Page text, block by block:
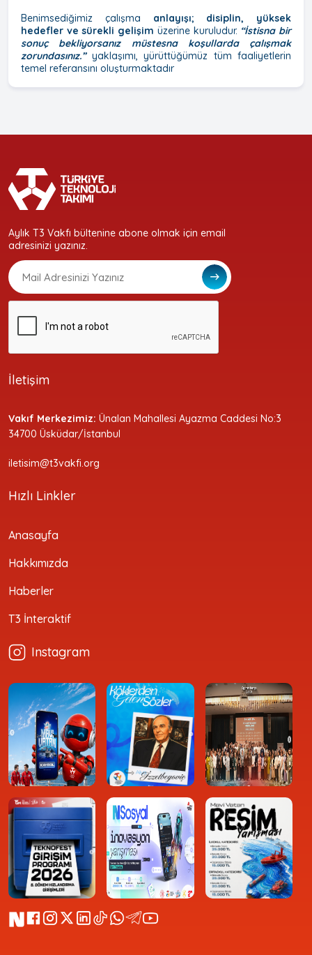
Benimsediğimiz çalışma anlayışı; disiplin, yüksek
hedefler ve sürekli gelişim üzerine kuruludur. “İstisna bir
sonuç bekliyorsanız müstesna koşullarda çalışmak
zorundasınız.”yaklaşımı, yürüttüğümüz tüm faaliyetlerin
temel referansını oluşturmaktadır
Aylık T3 Vakfı bültenine abone olmak için email
adresinizi yazınız.
İletişim
Vakıf Merkezimiz: Ünalan Mahallesi Ayazma Caddesi No:3
34700 Üsküdar/İstanbul
iletisim@t3vakfi.org
Hızlı Linkler
Anasayfa
Hakkımızda
Haberler
T3 İnteraktif
Instagram